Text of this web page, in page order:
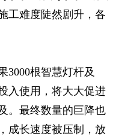
工难度陡然剧升，各
3000根智慧灯杆及
入使用，将大大促进
。最终数量的巨降也
成长速度被压制，放